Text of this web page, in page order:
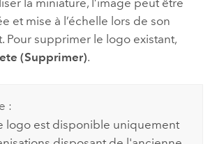
et mise à l’échelle lors de son
Pour supprimer le logo existant,
(Supprimer).
:
logo est disponible uniquement